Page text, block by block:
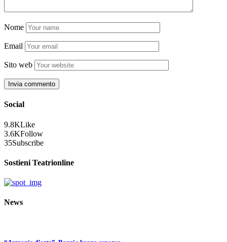
Nome
Email
Sito web
Social
9.8KLike
3.6KFollow
35Subscribe
Sostieni Teatrionline
News